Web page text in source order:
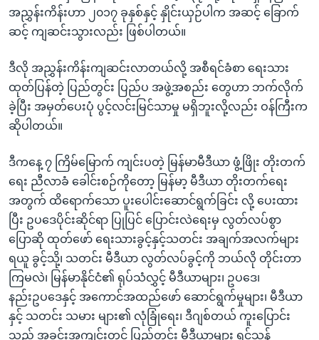
အညွှန်းကိန်းဟာ ၂၀၁၇ ခုနှစ်နှင့် နှိုင်းယှဉ်ပါက အဆင့် ခြောက်
ဆင့် ကျဆင်းသွားလည်း ဖြစ်ပါတယ်။
ဒီလို အညွှန်းကိန်းကျဆင်းလာတယ်လို့ အစီရင်ခံစာ ရေးသား
ထုတ်ပြန်တဲ့ ပြည်တွင်း ပြည်ပ အဖွဲ့အစည်း တွေဟာ ဘက်လိုက်
ခဲ့ပြီး အမှတ်ပေးပုံ ပွင့်လင်းမြင်သာမှု မရှိဘူးလို့လည်း ဝန်ကြီးက
ဆိုပါတယ်။
ဒီကနေ့ ၇ ကြိမ်မြောက် ကျင်းပတဲ့ မြန်မာမီဒီယာ ဖွံ့ဖြိုး တိုးတက်
ရေး ညီလာခံ ခေါင်းစဉ်ကိုတော့ မြန်မာ့ မီဒီယာ တိုးတက်ရေး
အတွက် ထိရောက်သော ပူးပေါင်းဆောင်ရွက်ခြင်း လို့ ပေးထား
ပြီး ဥပဒေပိုင်းဆိုင်ရာ ပြုပြင် ပြောင်းလဲရေးမှ လွတ်လပ်စွာ
ပြောဆို ထုတ်ဖော် ရေးသားခွင့်နှင့်သတင်း အချက်အလက်များ
ရယူ ခွင့်သို့၊ သတင်း မီဒီယာ လွတ်လပ်ခွင့်ကို ဘယ်လို တိုင်းတာ
ကြမလဲ၊ မြန်မာနိုင်ငံ၏ ရုပ်သံလွှင့် မီဒီယာများ၊ ဥပဒေ၊
နည်းဥပဒေနှင့် အကောင်အထည်ဖော် ဆောင်ရွက်မှုများ၊ မီဒီယာ
နှင့် သတင်း သမား များ၏ လုံခြုံရေး၊ ဒီဂျစ်တယ် ကူးပြောင်း
သည့် အခင်းအကျင်းတွင် ပြည်တွင်း မီဒီယာများ ရှင်သန်